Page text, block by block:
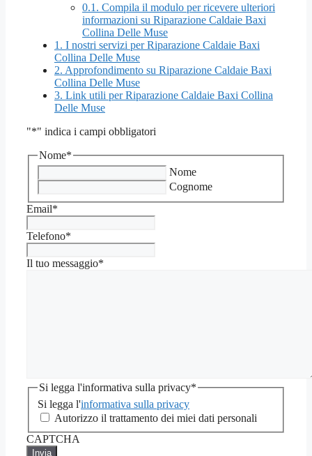
0.1. Compila il modulo per ricevere ulteriori
informazioni su Riparazione Caldaie Baxi
Collina Delle Muse
1. I nostri servizi per Riparazione Caldaie Baxi
Collina Delle Muse
2. Approfondimento su Riparazione Caldaie Baxi
Collina Delle Muse
3. Link utili per Riparazione Caldaie Baxi Collina
Delle Muse
"*" indica i campi obbligatori
Nome*
Nome
Cognome
Email*
Telefono*
Il tuo messaggio*
Si legga l'informativa sulla privacy*
Si legga l'informativa sulla privacy
Autorizzo il trattamento dei miei dati personali
CAPTCHA